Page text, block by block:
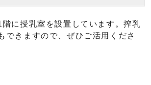
に授乳室を設置しています。搾乳
できますので、ぜひご活用くださ